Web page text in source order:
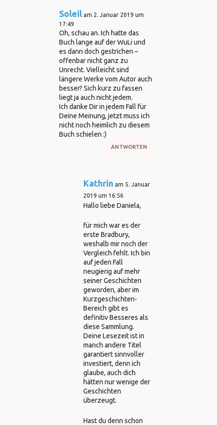
Soleil am 2. Januar 2019 um
17:49
Oh, schau an. Ich hatte das
Buch lange auf der WuLi und
es dann doch gestrichen –
offenbar nicht ganz zu
Unrecht. Vielleicht sind
längere Werke vom Autor auch
besser? Sich kurz zu fassen
liegt ja auch nicht jedem.
Ich danke Dir in jedem Fall für
Deine Meinung, jetzt muss ich
nicht noch heimlich zu diesem
Buch schielen :)
ANTWORTEN
Kathrin am 5. Januar
2019 um 16:56
Hallo liebe Daniela,
für mich war es der
erste Bradbury,
weshalb mir noch der
Vergleich fehlt. Ich bin
auf jeden Fall
neugierig auf mehr
seiner Geschichten
geworden, aber im
Kurzgeschichten-
Bereich gibt es
definitiv Besseres als
diese Sammlung.
Deine Lesezeit ist in
manch andere Titel
garantiert sinnvoller
investiert, denn ich
glaube, auch dich
hätten nur wenige der
Geschichten
überzeugt.
Hast du denn schon